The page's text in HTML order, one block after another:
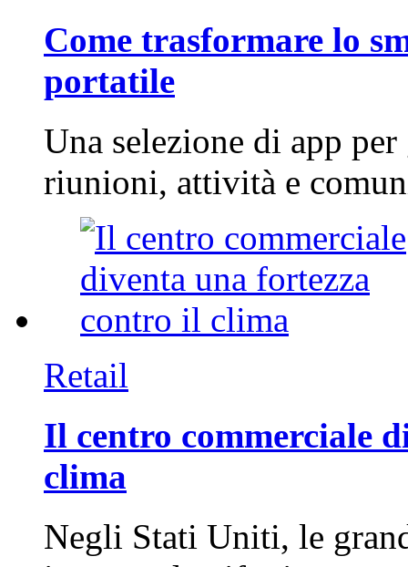
Come trasformare lo
portatile
Una selezione di app
riunioni, attività e
Retail
Il centro commerciale
clima
Negli Stati Uniti, le